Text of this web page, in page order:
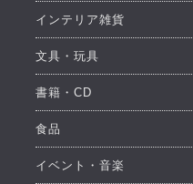
インテリア雑貨
文具・玩具
書籍・CD
食品
イベント・音楽